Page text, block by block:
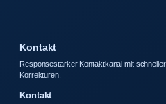
Kontakt
Responsestarker Kontaktkanal mit
Korrekturen.
Kontakt